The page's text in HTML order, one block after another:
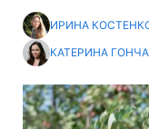
ИРИНА
КАТЕРИНА